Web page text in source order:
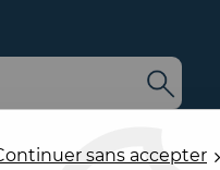
sans accepter